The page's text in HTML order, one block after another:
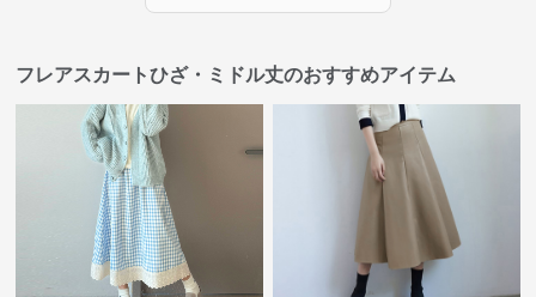
フレアスカートひざ・ミドル丈のおすすめアイテム